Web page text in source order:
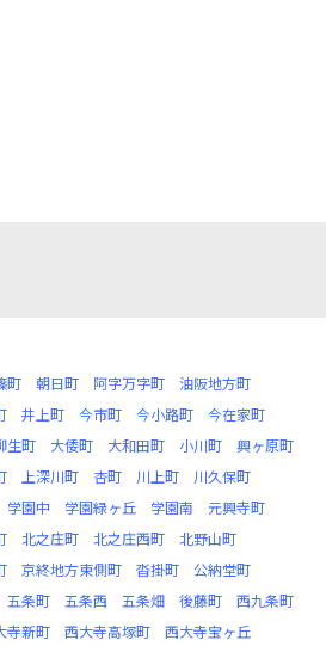
町 朝日町 阿字万字町
油阪地方町
井上町 今市町 今小路町
今在家町
生町 大倭町 大和田町 小川町
興ヶ原町
上深川町 杏町 川上町
川久保町
学園中 学園緑ヶ丘 学園南
元興寺町
北之庄町 北之庄西町
北野山町
京終地方東側町 沓掛町
公納堂町
五条町 五条西 五条畑 後藤町
西九条町
寺新町 西大寺高塚町
西大寺宝ヶ丘